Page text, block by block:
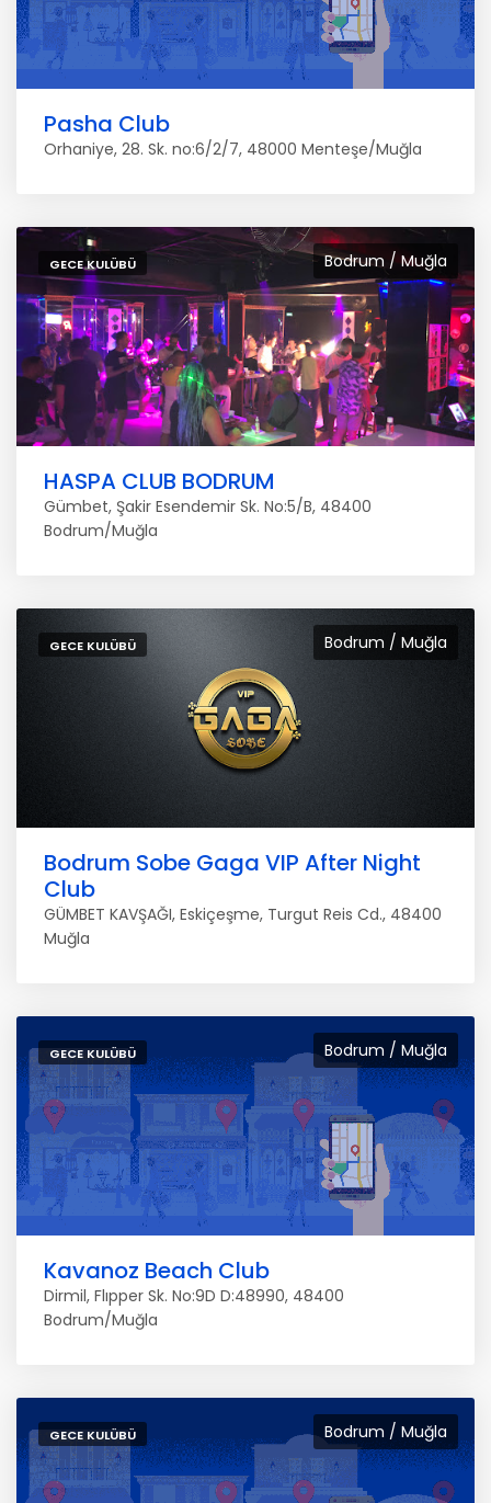
Pasha Club
Orhaniye, 28. Sk. no:6/2/7, 48000 Menteşe/Muğla
Bodrum / Muğla
GECE KULÜBÜ
HASPA CLUB BODRUM
Gümbet, Şakir Esendemir Sk. No:5/B, 48400
Bodrum/Muğla
Bodrum / Muğla
GECE KULÜBÜ
Bodrum Sobe Gaga VIP After Night
Club
GÜMBET KAVŞAĞI, Eskiçeşme, Turgut Reis Cd., 48400
Muğla
Bodrum / Muğla
GECE KULÜBÜ
Kavanoz Beach Club
Dirmil, Flıpper Sk. No:9D D:48990, 48400
Bodrum/Muğla
Bodrum / Muğla
GECE KULÜBÜ